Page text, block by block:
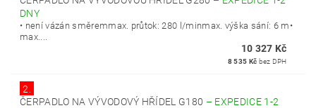
DNY
• není vázán směremmax. průtok: 280 l/minmax. výška sání: 6 m•
max....
10 327 Kč
8 535 Kč bez DPH
2.
ČERPADLO NA VÝVODOVÝ HŘÍDEL G180 – EXPEDICE 1-2